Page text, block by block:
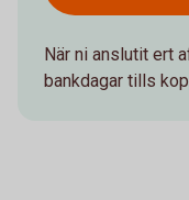
När ni anslutit ert
bankdagar tills